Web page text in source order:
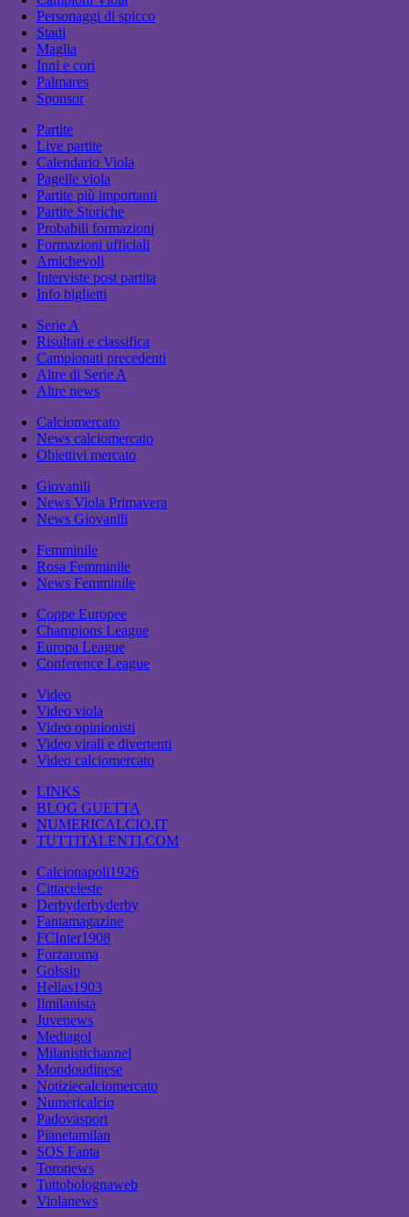
Personaggi di spicco
Stadi
Maglia
Inni e cori
Palmares
Sponsor
Partite
Live partite
Calendario Viola
Pagelle viola
Partite più importanti
Partite Storiche
Probabili formazioni
Formazioni ufficiali
Amichevoli
Interviste post partita
Info biglietti
Serie A
Risultati e classifica
Campionati precedenti
Altre di Serie A
Altre news
Calciomercato
News calciomercato
Obiettivi mercato
Giovanili
News Viola Primavera
News Giovanili
Femminile
Rosa Femminile
News Femminile
Coppe Europee
Champions League
Europa League
Conference League
Video
Video viola
Video opinionisti
Video virali e divertenti
Video calciomercato
LINKS
BLOG GUETTA
NUMERICALCIO.IT
TUTTITALENTI.COM
Calcionapoli1926
Cittaceleste
Derbyderbyderby
Fantamagazine
FCInter1908
Forzaroma
Golssip
Hellas1903
Ilmilanista
Juvenews
Mediagol
Milanistichannel
Mondoudinese
Notiziecalciomercato
Numericalcio
Padovasport
Pianetamilan
SOS Fanta
Toronews
Tuttobolognaweb
Violanews